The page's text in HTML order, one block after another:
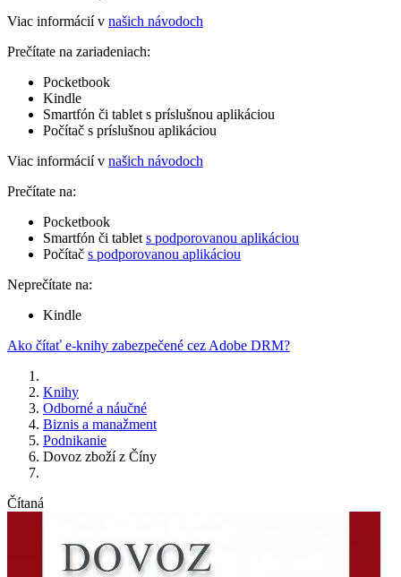
Viac informácií v našich návodoch
Prečítate na zariadeniach:
Pocketbook
Kindle
Smartfón či tablet s príslušnou aplikáciou
Počítač s príslušnou aplikáciou
Viac informácií v našich návodoch
Prečítate na:
Pocketbook
Smartfón či tablet s podporovanou aplikáciou
Počítač s podporovanou aplikáciou
Neprečítate na:
Kindle
Ako čítať e-knihy zabezpečené cez Adobe DRM?
Knihy
Odborné a náučné
Biznis a manažment
Podnikanie
Dovoz zboží z Číny
Čítaná